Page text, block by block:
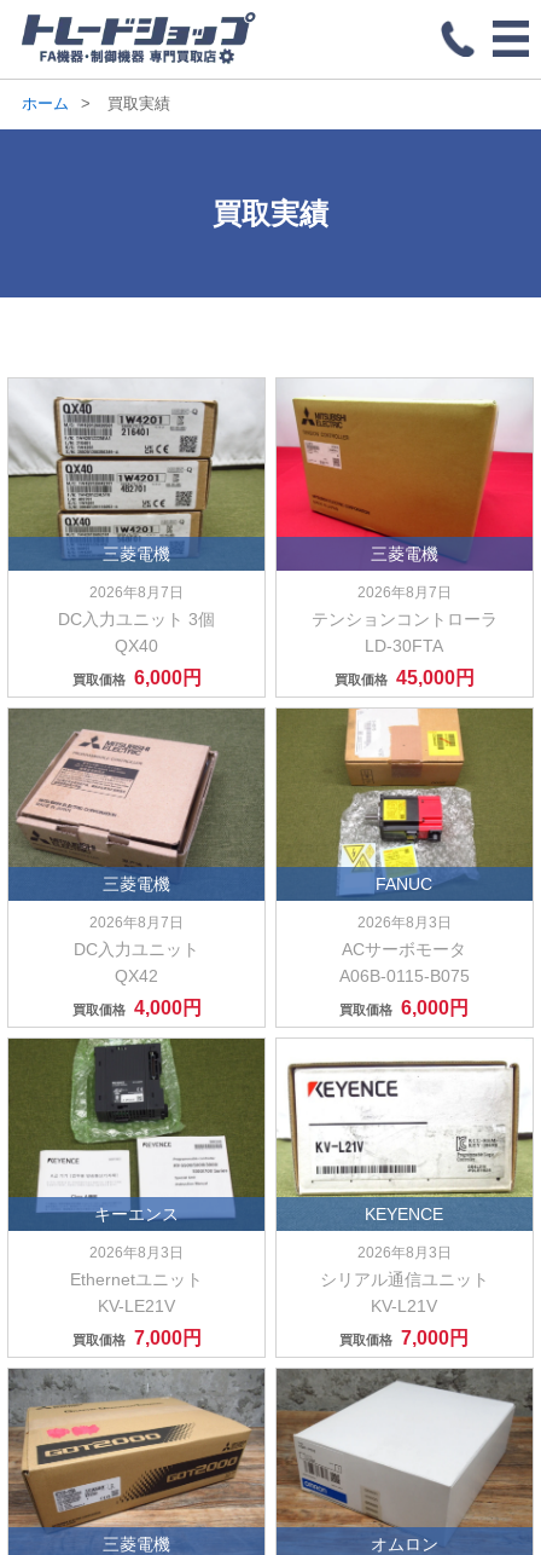
ホーム 買取実績
買取実績
三菱電機
2026年8月7日
DC入力ユニット 3個
QX40
買取価格 6,000円
三菱電機
2026年8月7日
テンションコントローラ
LD-30FTA
買取価格 45,000円
三菱電機
2026年8月7日
DC入力ユニット
QX42
買取価格 4,000円
FANUC
2026年8月3日
ACサーボモータ
A06B-0115-B075
買取価格 6,000円
キーエンス
2026年8月3日
Ethernetユニット
KV-LE21V
買取価格 7,000円
KEYENCE
2026年8月3日
シリアル通信ユニット
KV-L21V
買取価格 7,000円
三菱電機 オムロン